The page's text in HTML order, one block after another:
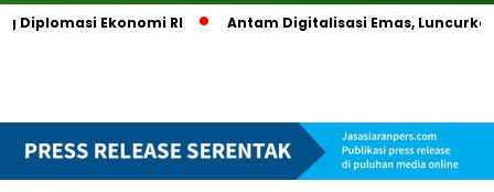
Ekonomi RI Antam Digitalisasi Emas, Luncurkan